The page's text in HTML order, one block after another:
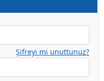
Şifreyi mi unuttunuz?